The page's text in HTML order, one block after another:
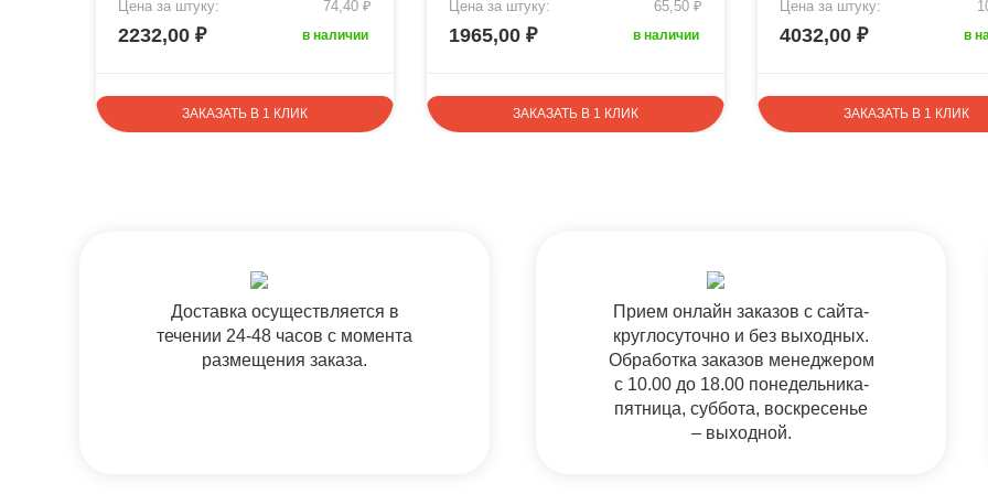
Цена за штуку:
74,40 ₽
2232,00 ₽ в наличии
ЗАКАЗАТЬ В 1 КЛИК
Цена за штуку:
65,50 ₽
1965,00 ₽ в наличии
ЗАКАЗАТЬ В 1 КЛИК
Цена за штуку:
4032,00 ₽ в
ЗАКАЗАТЬ В 1 КЛИК
Доставка осуществляется в
течении 24-48 часов с момента
размещения заказа.
Прием онлайн заказов с сайта-
круглосуточно и без выходных.
Обработка заказов менеджером
с 10.00 до 18.00 понедельника-
пятница, суббота, воскресенье
– выходной.